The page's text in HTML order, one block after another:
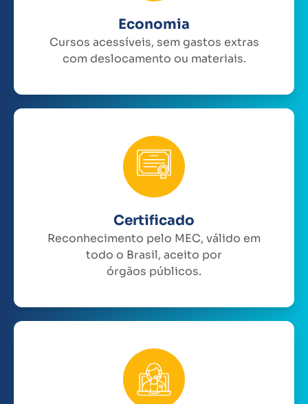
Economia
Cursos acessíveis, sem gastos extras
com deslocamento ou materiais.
Certificado
Reconhecimento pelo MEC, válido em
todo o Brasil, aceito por
órgãos públicos.